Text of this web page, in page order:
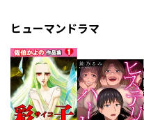
ヒューマンドラマ